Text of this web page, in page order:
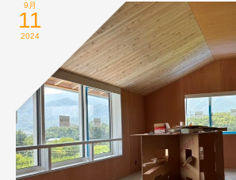
9月
11
2024